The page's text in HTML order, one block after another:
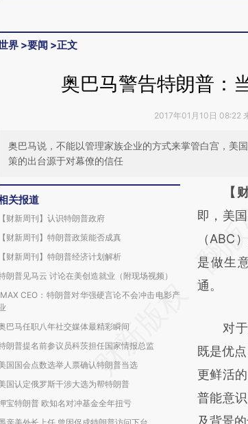
界 >要闻 >正文
奥巴马警告特朗普：
2017年01月10日 08:22
奥巴马说，不能以管理家族企业的方式来掌管白宫，美
策的出台源于对幕僚的信任
关报道
【财新周刊】认识特朗普政府
【财新周刊】特朗普政策能否成真
【财新周刊】特朗普经济计划解析
朗普见马云 讨论在美创造就业（附现场视频）
CEO：特朗普对华强硬言论不会冲击电影产
巴马任职八年社交媒体最精彩瞬间
朗普提名前参议员科茨担任国家情报总监
国国会点数选举人票确认特朗普当选
国认定俄罗斯干涉大选为帮特朗普
宝特朗普 欧知名对冲基金全年扭亏
请务必
AI
(https://
成，可
对和校
【
即，美
（ABC
是做生
通。
对于
既是优
更鲜活
普能意
及背景